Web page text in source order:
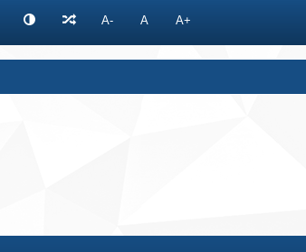
A- A A+